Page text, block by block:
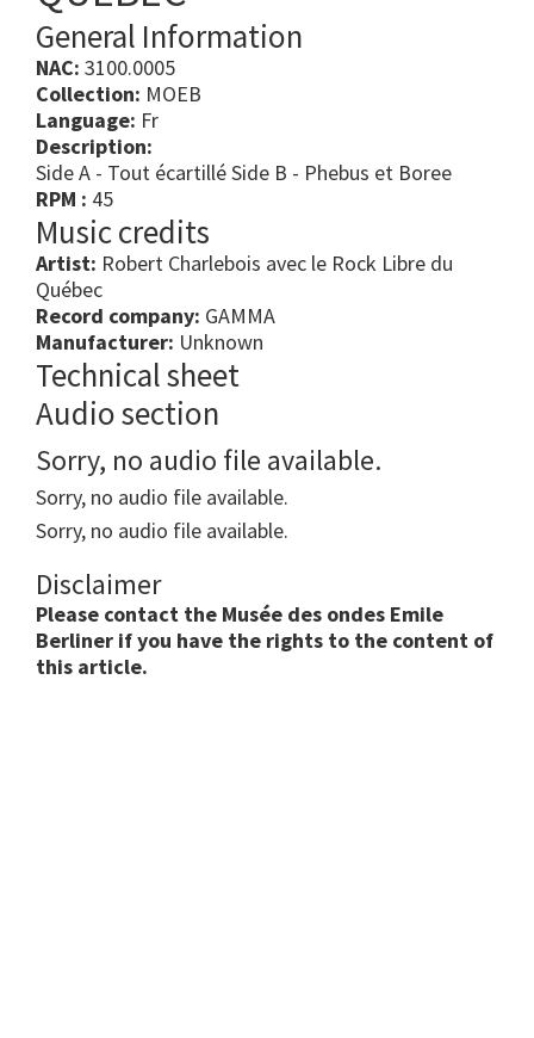
General Information
NAC: 3100.0005
Collection: MOEB
Language: Fr
Description:
Side A - Tout écartillé Side B - Phebus et Boree
RPM : 45
Music credits
Artist: Robert Charlebois avec le Rock Libre du
Québec
Record company: GAMMA
Manufacturer: Unknown
Technical sheet
Audio section
Sorry, no audio file available.
Sorry, no audio file available.
Sorry, no audio file available.
Disclaimer
Please contact the Musée des ondes Emile
Berliner if you have the rights to the content of
this article.